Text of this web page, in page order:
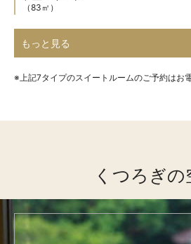
（83㎡）
※上記7タイプのスイートルームのご予約はお
くつろぎの